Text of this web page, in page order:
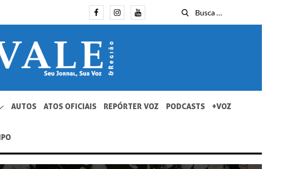
FacebookInstagramYoutube
Busca
for:
Busca
AUTOS ATOS OFICIAIS REPÓRTER VOZ PODCASTS +VOZ